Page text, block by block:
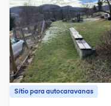
Sítio para autocaravanas